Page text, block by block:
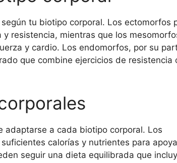
tu biotipo corporal. Los ectomorfos
resistencia, mientras que los
y cardio. Los endomorfos, por su
que combine ejercicios de resistencia
adaptarse a cada biotipo corporal. Los
calorías y nutrientes para
seguir una dieta equilibrada que